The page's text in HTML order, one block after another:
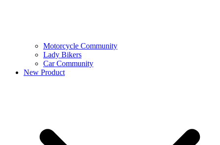
Motorcycle Community
Lady Bikers
Car Community
New Product